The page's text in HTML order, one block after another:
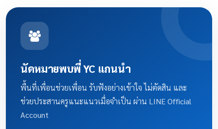
นัดหมายพบพี่ YC แกนนำ
พื้นที่เพื่อนช่วยเพื่อน รับฟังอย่างเข้าใจ ไม่ตัดสิน และ
ช่วยประสานครูแนะแนวเมื่อจำเป็น ผ่าน LINE Official
Account